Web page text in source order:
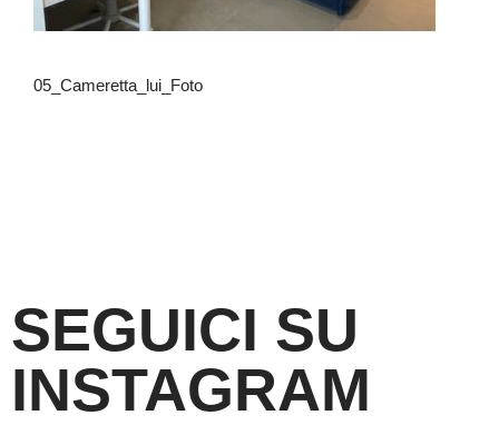
05_Cameretta_lui_Foto
SEGUICI SU
INSTAGRAM